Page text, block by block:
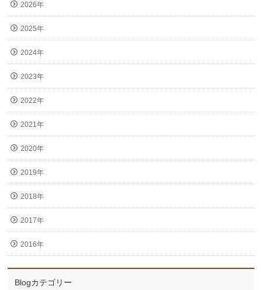
2026年
2025年
2024年
2023年
2022年
2021年
2020年
2019年
2018年
2017年
2016年
Blogカテゴリー